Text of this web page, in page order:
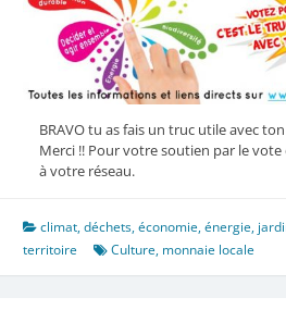
BRAVO tu as fais un truc utile avec
Merci !! Pour votre soutien par le
à votre réseau.
climat,déchets,économie,énergie,
territoire
Culture, monnaie locale